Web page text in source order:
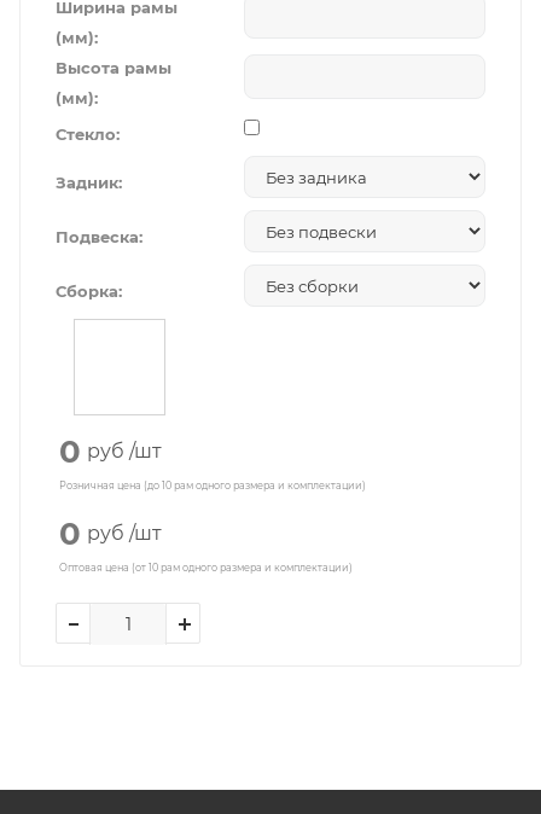
Ширина рамы
(мм):
Высота рамы
(мм):
Стекло:
Задник:
Подвеска:
Сборка:
0 руб /шт
Розничная цена (до 10 рам одного размера и комплектации)
0 руб /шт
Оптовая цена (от 10 рам одного размера и комплектации)